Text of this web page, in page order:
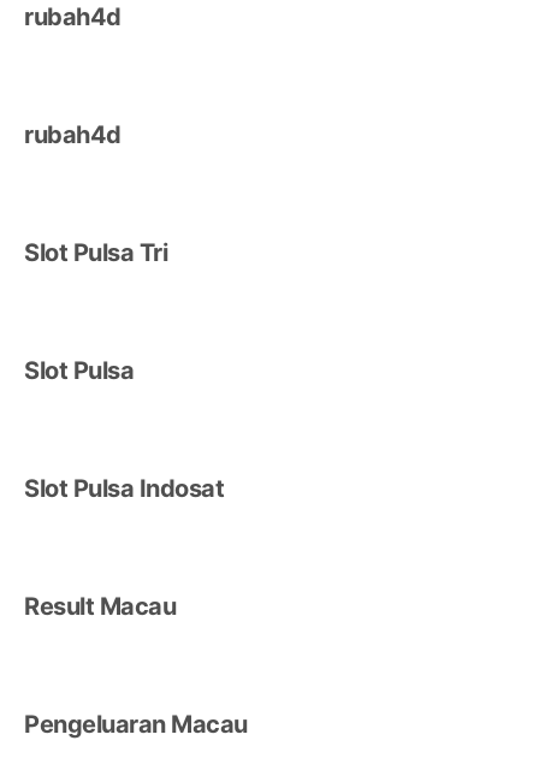
rubah4d
rubah4d
Slot Pulsa Tri
Slot Pulsa
Slot Pulsa Indosat
Result Macau
Pengeluaran Macau